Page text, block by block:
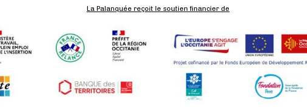
La Palanquée reçoit le soutien financier de